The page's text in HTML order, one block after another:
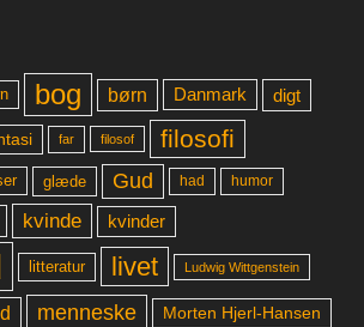
bog børn Danmark digt
far filosof
filosofi
glæde Gud had humor
kvinde kvinder
litteratur livet Ludwig Wittgenstein
menneske Morten Hjerl-Hansen